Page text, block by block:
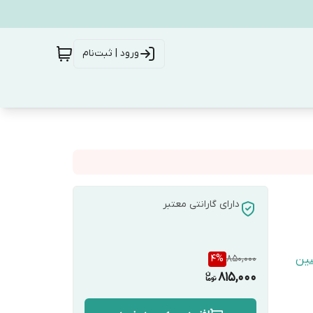
ورود | ثبت‌نام
دارای گارانتی معتبر
850,000
4%
815,000